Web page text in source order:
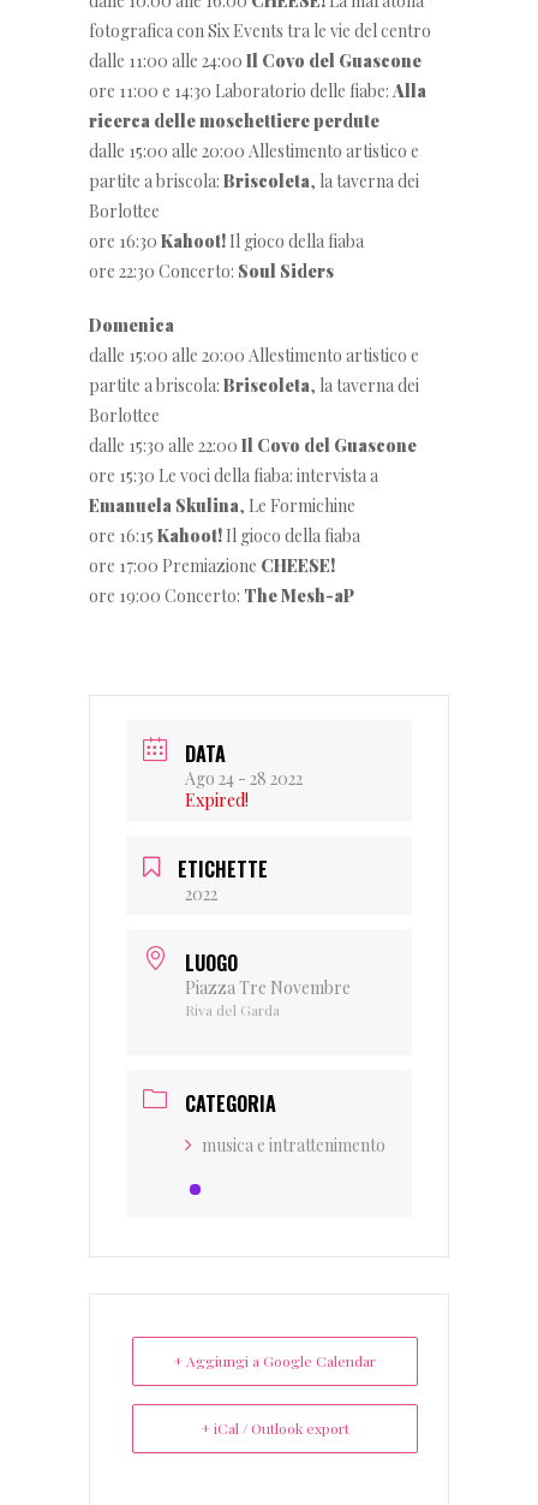
fotografica con Six Events tra le vie del centro
dalle 11:00 alle 24:00 Il Covo del Guascone
ore 11:00 e 14:30 Laboratorio delle fiabe: Alla
ricerca delle moschettiere perdute
dalle 15:00 alle 20:00 Allestimento artistico e
partite a briscola: Briscoleta, la taverna dei
Borlottee
ore 16:30 Kahoot! Il gioco della fiaba
ore 22:30 Concerto: Soul Siders
Domenica
dalle 15:00 alle 20:00 Allestimento artistico e
partite a briscola: Briscoleta, la taverna dei
Borlottee
dalle 15:30 alle 22:00 Il Covo del Guascone
ore 15:30 Le voci della fiaba: intervista a
Emanuela Skulina, Le Formichine
ore 16:15 Kahoot! Il gioco della fiaba
ore 17:00 Premiazione CHEESE!
ore 19:00 Concerto: The Mesh-aP
DATA
Ago 24 - 28 2022
Expired!
ETICHETTE
2022
LUOGO
Piazza Tre Novembre
Riva del Garda
CATEGORIA
musica e intrattenimento
+ Aggiungi a Google Calendar
+ iCal / Outlook export